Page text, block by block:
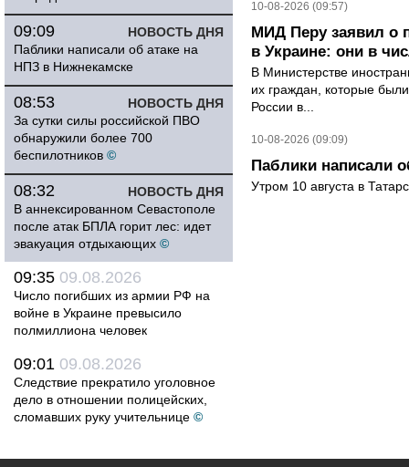
НОВОСТЬ ДНЯ
09:09
Паблики написали об атаке на
НПЗ в Нижнекамске
НОВОСТЬ ДНЯ
08:53
За сутки силы российской ПВО
обнаружили более 700
беспилотников ©
НОВОСТЬ ДНЯ
08:32
В аннексированном Севастополе
после атак БПЛА горит лес: идет
эвакуация отдыхающих ©
09:35 09.08.2026
Число погибших из армии РФ на
войне в Украине превысило
полмиллиона человек
09:01 09.08.2026
Следствие прекратило уголовное
дело в отношении полицейских,
сломавших руку учительнице ©
10-08-2026 (09:57)
МИД Перу заявил о
в Украине: они в
В Министерстве
их граждан, которые
России в...
10-08-2026 (09:09)
Паблики написали
Утром 10 августа в